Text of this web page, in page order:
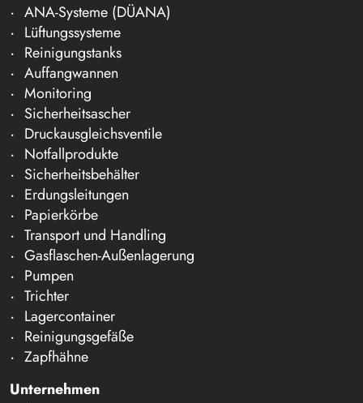
ANA-Systeme (DÜANA)
Lüftungssysteme
Reinigungstanks
Auffangwannen
Monitoring
Sicherheitsascher
Druckausgleichsventile
Notfallprodukte
Sicherheitsbehälter
Erdungsleitungen
Papierkörbe
Transport und Handling
Gasflaschen-Außenlagerung
Pumpen
Trichter
Lagercontainer
Reinigungsgefäße
Zapfhähne
Unternehmen